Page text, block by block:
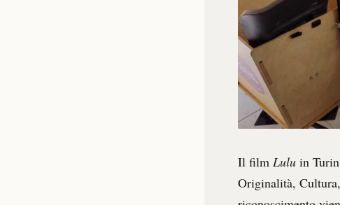
Il film Lulu in
Originalità,